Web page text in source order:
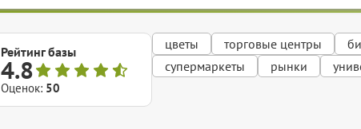
Рейтинг базы
4.8
Оценок: 50
цветы торговые центры
супермаркеты
рынки